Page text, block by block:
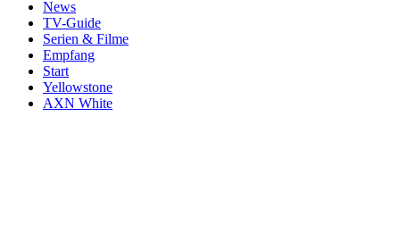
News
TV-Guide
Serien & Filme
Empfang
Start
Yellowstone
AXN White